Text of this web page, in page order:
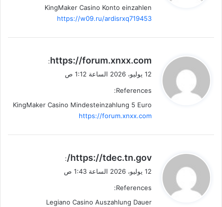
KingMaker Casino Konto einzahlen
https://w09.ru/ardisrxq719453
ي
ق
ل
https://forum.xnxx.com
:
12 يوليو، 2026 الساعة 1:12 ص
References:
KingMaker Casino Mindesteinzahlung 5 Euro
https://forum.xnxx.com
ي
ق
ل
https://tdec.tn.gov/
:
12 يوليو، 2026 الساعة 1:43 ص
References:
Legiano Casino Auszahlung Dauer